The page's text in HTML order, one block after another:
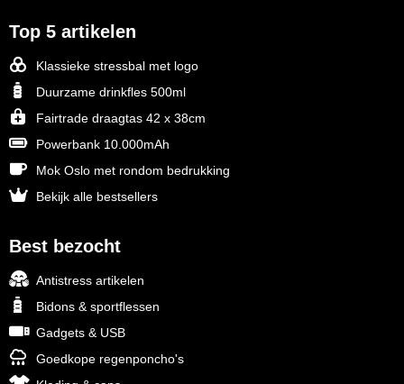
Top 5 artikelen
Klassieke stressbal met logo
Duurzame drinkfles 500ml
Fairtrade draagtas 42 x 38cm
Powerbank 10.000mAh
Mok Oslo met rondom bedrukking
Bekijk alle bestsellers
Best bezocht
Antistress artikelen
Bidons & sportflessen
Gadgets & USB
Goedkope regenponcho's